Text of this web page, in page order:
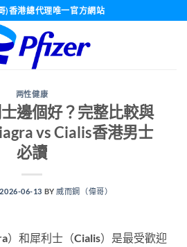
)香港總代理唯一官方網站
两性健康
邊個好？完整比較與
vs Cialis香港男士
必讀
2026-06-13 BY 威而鋼（偉哥）
）和犀利士（Cialis）是最受歡迎